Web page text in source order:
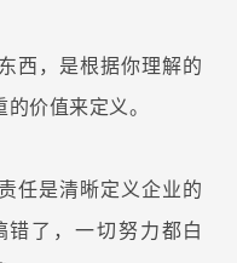
西，是根据你理解的
价值来定义。
任是清晰定义企业的
了，一切努力都白